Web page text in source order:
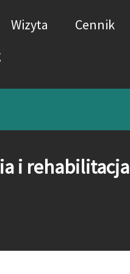
Wizyta
Cennik
i rehabilitacja